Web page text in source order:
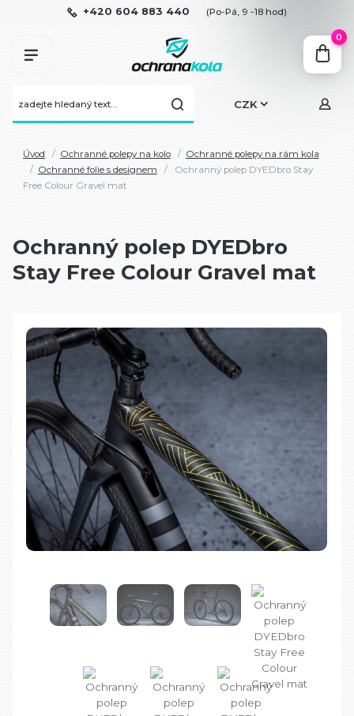
CZK
+420 604 883 440 (Po-Pá, 9 -18 hod)
0
Úvod Ochranné polepy na kolo
Ochranné polepy na rám kola
Ochranné folie s designem
Ochranný polep DYEDbro Stay
Free Colour Gravel mat
Ochranný polep DYEDbro
Stay Free Colour Gravel mat